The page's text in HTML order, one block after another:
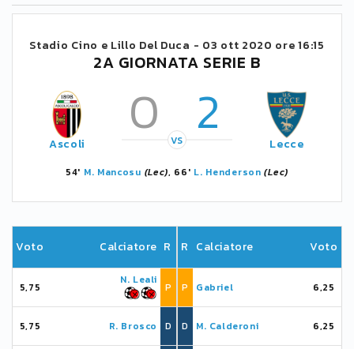
Stadio Cino e Lillo Del Duca - 03 ott 2020 ore 16:15
2A GIORNATA SERIE B
Ascoli 0 2
VS Lecce
54' M. Mancosu (Lec), 66' L. Henderson (Lec)
Voto Calciatore R
5,75
N. Leali
P
5,75 R. Brosco D
R Calciatore Voto
P Gabriel 6,25
D M. Calderoni 6,25